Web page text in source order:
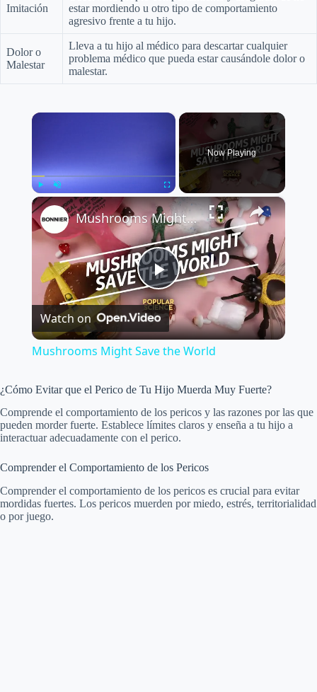
Imitación
estar mordiendo u otro tipo de comportamiento
agresivo frente a tu hijo.
Dolor o
Malestar
Lleva a tu hijo al médico para descartar cualquier
problema médico que pueda estar causándole dolor o
malestar.
×
Play Unmute Fullscreen
Now Playing
×
P
l
y
V
i
Mushrooms Might Save the World
Watch on
Mushrooms Might Save the World
¿Cómo Evitar que el Perico de Tu Hijo Muerda Muy Fuerte?
Comprende el comportamiento de los pericos y las razones por las que
pueden morder fuerte. Establece límites claros y enseña a tu hijo a
interactuar adecuadamente con el perico.
Comprender el Comportamiento de los Pericos
Comprender el comportamiento de los pericos es crucial para evitar
mordidas fuertes. Los pericos muerden por miedo, estrés, territorialidad
o por juego.